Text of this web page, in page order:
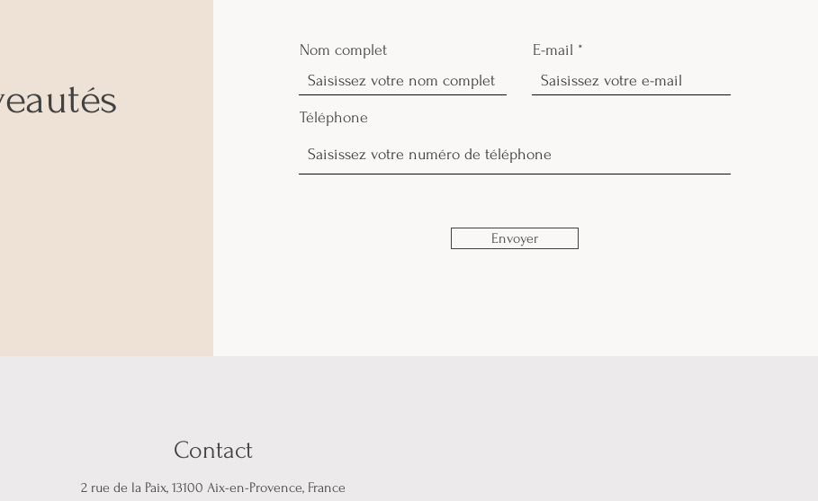
s
Nom complet E-mail
Téléphone
Envoyer
Contact
2 rue de la Paix, 13100 Aix-en-Provence, France